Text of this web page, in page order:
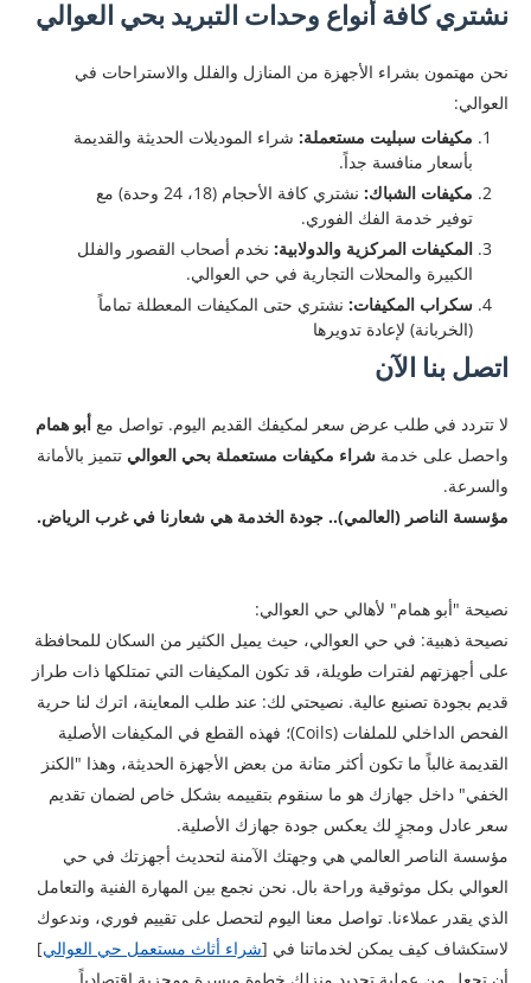
نشتري كافة أنواع وحدات التبريد بحي العوالي
نحن مهتمون بشراء الأجهزة من المنازل والفلل والاستراحات في
العوالي:
مكيفات سبليت مستعملة:شراء الموديلات الحديثة والقديمة
بأسعار منافسة جداً.
مكيفات الشباك:
نشتري كافة الأحجام (18، 24 وحدة) مع
توفير خدمة الفك الفوري.
المكيفات المركزية والدولابية:نخدم أصحاب القصور والفلل
الكبيرة والمحلات التجارية في حي العوالي.
سكراب المكيفات:نشتري حتى المكيفات المعطلة تماماً
(الخربانة) لإعادة تدويرها
اتصل بنا الآن
لا تتردد في طلب عرض سعر لمكيفك القديم اليوم. تواصل مع أبو همام
واحصل على خدمة شراء مكيفات مستعملة بحي العوالي تتميز بالأمانة
والسرعة.
مؤسسة الناصر (العالمي).. جودة الخدمة هي شعارنا في غرب الرياض.
نصيحة "أبو همام" لأهالي حي العوالي:
​نصيحة ذهبية: في حي العوالي، حيث يميل الكثير من السكان للمحافظة
على أجهزتهم لفترات طويلة، قد تكون المكيفات التي تمتلكها ذات طراز
قديم بجودة تصنيع عالية. نصيحتي لك: عند طلب المعاينة، اترك لنا حرية
الفحص الداخلي للملفات (Coils)؛ فهذه القطع في المكيفات الأصلية
القديمة غالباً ما تكون أكثر متانة من بعض الأجهزة الحديثة، وهذا "الكنز
الخفي" داخل جهازك هو ما سنقوم بتقييمه بشكل خاص لضمان تقديم
سعر عادل ومجزٍ لك يعكس جودة جهازك الأصلية.
مؤسسة الناصر العالمي هي وجهتك الآمنة لتحديث أجهزتك في حي
العوالي بكل موثوقية وراحة بال. نحن نجمع بين المهارة الفنية والتعامل
الذي يقدر عملاءنا. تواصل معنا اليوم لتحصل على تقييم فوري، وندعوك
لاستكشاف كيف يمكن لخدماتنا في [شراء أثاث مستعمل حي العوالي]